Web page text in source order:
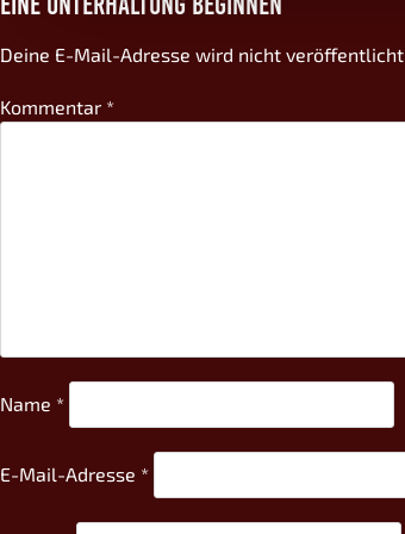
Deine E-Mail-Adresse wird nicht veröffentlicht.
Kommentar *
Name *
E-Mail-Adresse *